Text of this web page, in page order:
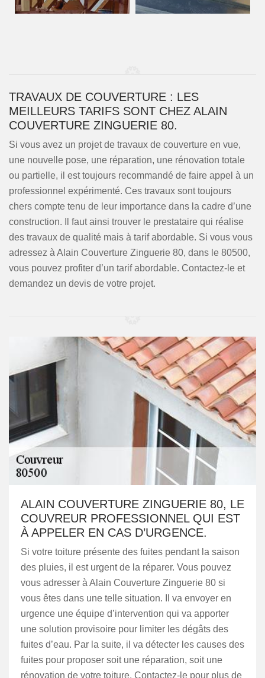
TRAVAUX DE COUVERTURE : LES
MEILLEURS TARIFS SONT CHEZ ALAIN
COUVERTURE ZINGUERIE 80.
Si vous avez un projet de travaux de couverture en vue,
une nouvelle pose, une réparation, une rénovation totale
ou partielle, il est toujours recommandé de faire appel à un
professionnel expérimenté. Ces travaux sont toujours
chers compte tenu de leur importance dans la cadre d’une
construction. Il faut ainsi trouver le prestataire qui réalise
des travaux de qualité mais à tarif abordable. Si vous vous
adressez à Alain Couverture Zinguerie 80, dans le 80500,
vous pouvez profiter d’un tarif abordable. Contactez-le et
demandez un devis de votre projet.
ALAIN COUVERTURE ZINGUERIE 80, LE
COUVREUR PROFESSIONNEL QUI EST
À APPELER EN CAS D’URGENCE.
Si votre toiture présente des fuites pendant la saison
des pluies, il est urgent de la réparer. Vous pouvez
vous adresser à Alain Couverture Zinguerie 80 si
vous êtes dans une telle situation. Il va envoyer en
urgence une équipe d’intervention qui va apporter
une solution provisoire pour limiter les dégâts des
fuites d’eau. Par la suite, il va détecter les causes des
fuites pour proposer soit une réparation, soit une
rénovation de votre toiture. Contactez-le pour plus de